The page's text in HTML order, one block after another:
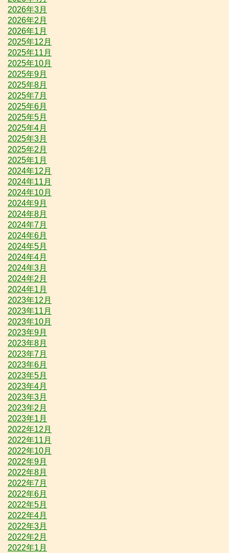
2026年3月
2026年2月
2026年1月
2025年12月
2025年11月
2025年10月
2025年9月
2025年8月
2025年7月
2025年6月
2025年5月
2025年4月
2025年3月
2025年2月
2025年1月
2024年12月
2024年11月
2024年10月
2024年9月
2024年8月
2024年7月
2024年6月
2024年5月
2024年4月
2024年3月
2024年2月
2024年1月
2023年12月
2023年11月
2023年10月
2023年9月
2023年8月
2023年7月
2023年6月
2023年5月
2023年4月
2023年3月
2023年2月
2023年1月
2022年12月
2022年11月
2022年10月
2022年9月
2022年8月
2022年7月
2022年6月
2022年5月
2022年4月
2022年3月
2022年2月
2022年1月